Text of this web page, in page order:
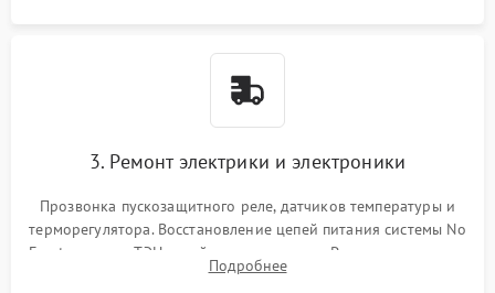
3. Ремонт электрики и электроники
Прозвонка пускозащитного реле, датчиков температуры и
терморегулятора. Восстановление цепей питания системы No
Frost, включая ТЭН оттайки и вентилятор. Ремонт или замена
платы управления при сбоях алгоритмов.
Подробнее